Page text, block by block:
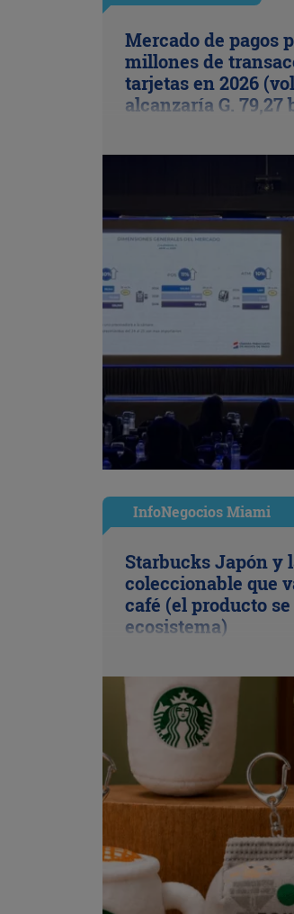
Mercado de pagos
millones de
tarjetas en 2026
alcanzaría G. 79,27
InfoNegocios Miami
Starbucks Japón y
coleccionable que
café (el producto
ecosistema)